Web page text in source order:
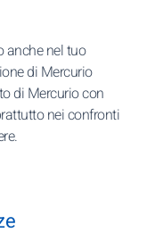
anche nel tuo
di Mercurio
di Mercurio con
nei confronti